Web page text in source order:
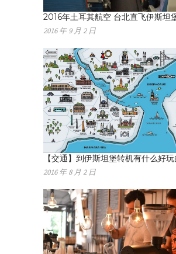
2016年土耳其航空 台北直飞伊斯坦
2016 年 9 月 2 日
【交通】到伊斯坦堡转机有什么好玩
2016 年 8 月 2 日